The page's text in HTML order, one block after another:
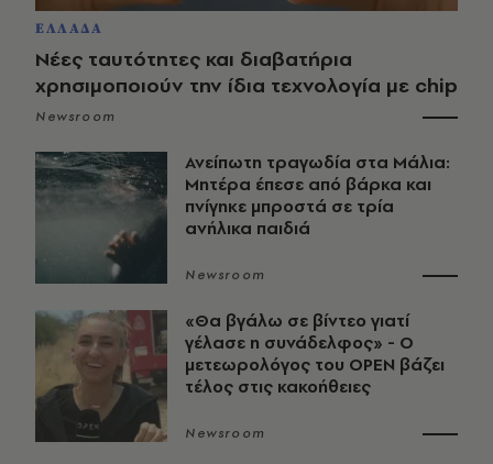
ΕΛΛΑΔΑ
Νέες ταυτότητες και διαβατήρια
χρησιμοποιούν την ίδια τεχνολογία με chip
Newsroom
Ανείπωτη τραγωδία στα Μάλια:
Μητέρα έπεσε από βάρκα και
πνίγηκε μπροστά σε τρία
ανήλικα παιδιά
Newsroom
«Θα βγάλω σε βίντεο γιατί
γέλασε η συνάδελφος» - Ο
μετεωρολόγος του OPEN βάζει
τέλος στις κακοήθειες
Newsroom